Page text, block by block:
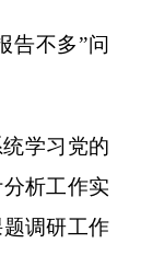
告不多”问
学习党的
析工作实
调研工作